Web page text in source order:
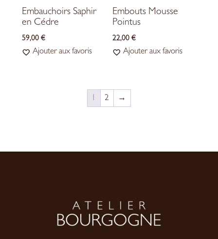
Embauchoirs Saphir
en Cédre
59,00 €
Ajouter aux favoris
Embouts Mousse
Pointus
22,00€
Ajouter aux favoris
1 2 →